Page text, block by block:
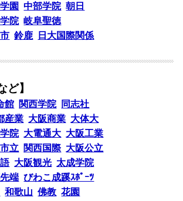
園 中部学院 朝日
院 岐阜聖徳
鈴鹿 日大国際関係
ど】
館 関西学院
同志社
産業 大阪商業 大体大
院 大電通大 大阪工業
立 関西国際 大阪公立
大阪観光 太成学院
端 びわこ成蹊ｽﾎﾟｰﾂ
和歌山 佛教 花園